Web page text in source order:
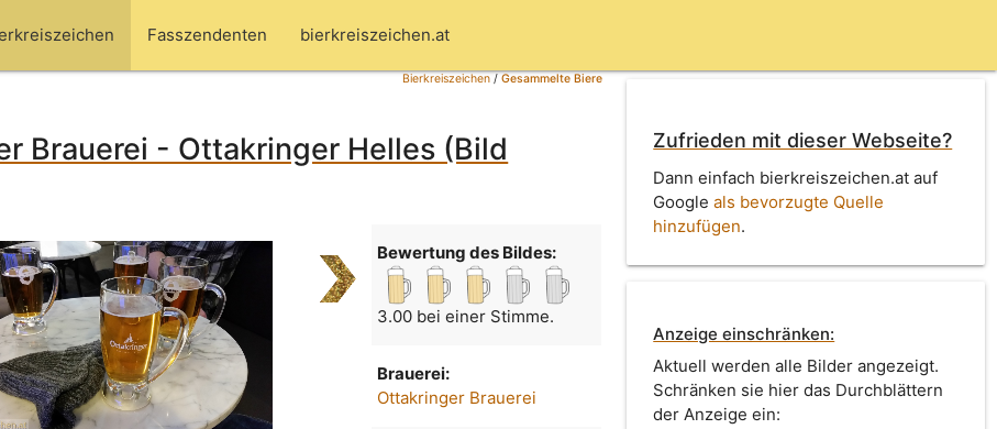
Fasszendenten bierkreiszeichen.at
Bierkreiszeichen/Gesammelte Biere
Brauerei - Ottakringer Helles (Bild
Bewertung des Bildes:
3.00 bei einer Stimme.
Brauerei:
Ottakringer Brauerei
Zufrieden mit dieser Webseite?
Dann einfach bierkreiszeichen.at auf
Googleals bevorzugte Quelle
hinzufügen.
Anzeige einschränken:
Aktuell werden alle Bilder angezeigt.
Schränken sie hier das Durchblättern
der Anzeige ein: